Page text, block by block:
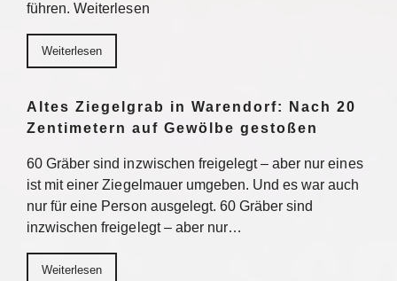
führen. Weiterlesen
Weiterlesen
Altes Ziegelgrab in Warendorf: Nach 20
Zentimetern auf Gewölbe gestoßen
60 Gräber sind inzwischen freigelegt – aber nur eines
ist mit einer Ziegelmauer umgeben. Und es war auch
nur für eine Person ausgelegt. 60 Gräber sind
inzwischen freigelegt – aber nur…
Weiterlesen